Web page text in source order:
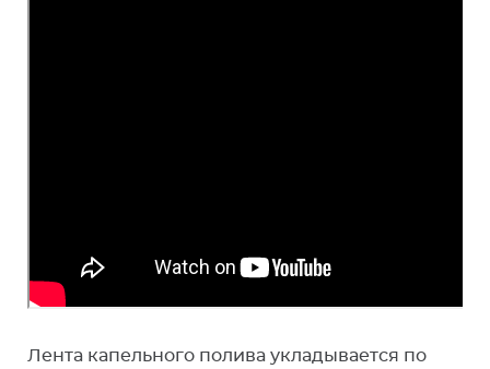
Лента капельного полива укладывается по